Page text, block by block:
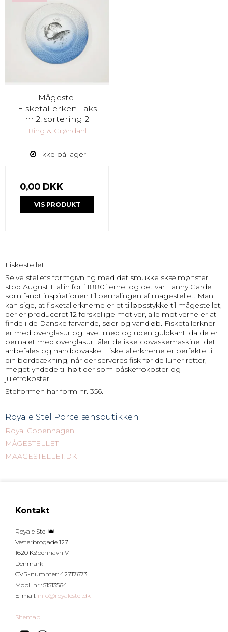
Mågestel
Fisketallerken Laks
nr.2. sortering 2
Bing & Grøndahl
Ikke på lager
0,00 DKK
VIS PRODUKT
Fiskestellet
Selve stellets formgivning med det smukke skælmønster,
stod August Hallin for i 1880`erne, og det var Fanny Garde
som fandt inspirationen til bemalingen af mågestellet. Man
kan sige, at fisketallerknerne er et tilløbsstykke til mågestellet,
der er produceret 12 forskellige motiver, alle motiverne er at
finde i de Danske farvande, søer og vandløb. Fisketallerkner
er med overglasur og lavet med og uden guldkant, da de er
bemalet med overglasur tåler de ikke opvaskemaskine, det
anbefales og håndopvaske. Fisketallerknerne er perfekte til
din borddækning, når der serveres fisk før de luner retter,
meget yndede til højtider som påskefrokoster og
julefrokoster.
Stelformen har form nr. 356.
Royale Stel Porcelænsbutikken
Royal Copenhagen
MÅGESTELLET
MAAGESTELLET.DK
Kontakt
Royale Stel 👑
Vesterbrogade 127
1620 København V
Denmark
CVR-nummer: 42717673
Mobil nr. : 51513564
E-mail: info@royalestel.dk
Sitemap